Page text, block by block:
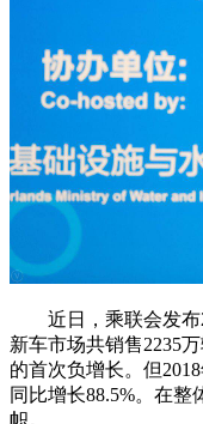
近日，乘联会发
新车市场共销售2235
的首次负增长。但
同比增长88.5%。在
帜。